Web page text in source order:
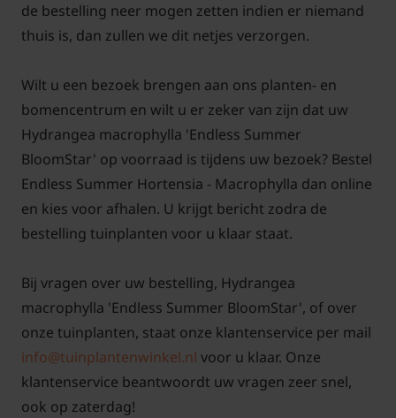
de bestelling neer mogen zetten indien er niemand
thuis is, dan zullen we dit netjes verzorgen.
Wilt u een bezoek brengen aan ons planten- en
bomencentrum en wilt u er zeker van zijn dat uw
Hydrangea macrophylla 'Endless Summer
BloomStar' op voorraad is tijdens uw bezoek? Bestel
Endless Summer Hortensia - Macrophylla dan online
en kies voor afhalen. U krijgt bericht zodra de
bestelling tuinplanten voor u klaar staat.
Bij vragen over uw bestelling, Hydrangea
macrophylla 'Endless Summer BloomStar', of over
onze tuinplanten, staat onze klantenservice per mail
info@tuinplantenwinkel.nl voor u klaar. Onze
klantenservice beantwoordt uw vragen zeer snel,
ook op zaterdag!